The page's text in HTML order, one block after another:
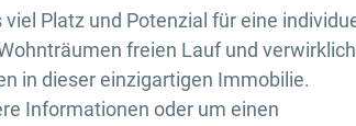
Platz und Potenzial für eine
freien Lauf und
in dieser einzigartigen Immobilie.
Informationen oder um einen